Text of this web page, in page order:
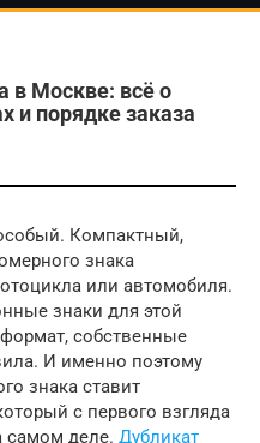
в Москве: всё о
и порядке заказа
Компактный,
знака
или автомобиля.
знаки для этой
собственные
И именно поэтому
знака ставит
с первого взгляда
самом деле. Дубликат